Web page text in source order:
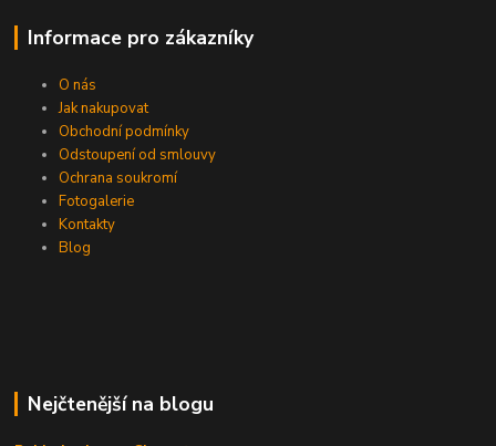
Informace pro zákazníky
O nás
Jak nakupovat
Obchodní podmínky
Odstoupení od smlouvy
Ochrana soukromí
Fotogalerie
Kontakty
Blog
Nejčtenější na blogu